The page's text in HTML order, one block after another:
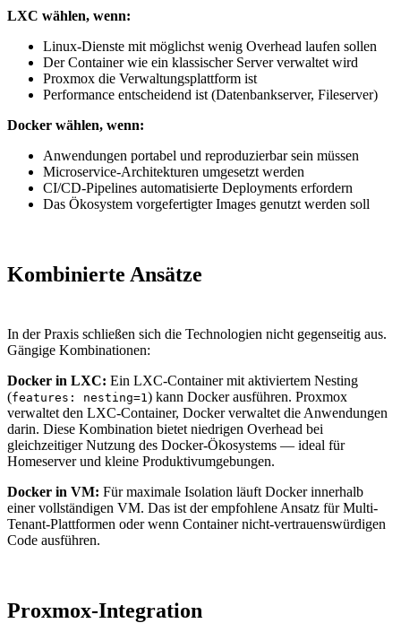
LXC wählen, wenn:
Linux-Dienste mit möglichst wenig Overhead laufen sollen
Der Container wie ein klassischer Server verwaltet wird
Proxmox die Verwaltungsplattform ist
Performance entscheidend ist (Datenbankserver, Fileserver)
Docker wählen, wenn:
Anwendungen portabel und reproduzierbar sein müssen
Microservice-Architekturen umgesetzt werden
CI/CD-Pipelines automatisierte Deployments erfordern
Das Ökosystem vorgefertigter Images genutzt werden soll
Kombinierte Ansätze
In der Praxis schließen sich die Technologien nicht gegenseitig aus.
Gängige Kombinationen:
Docker in LXC: Ein LXC-Container mit aktiviertem Nesting
(features: nesting=1 ) kann Docker ausführen. Proxmox
verwaltet den LXC-Container, Docker verwaltet die Anwendungen
darin. Diese Kombination bietet niedrigen Overhead bei
gleichzeitiger Nutzung des Docker-Ökosystems — ideal für
Homeserver und kleine Produktivumgebungen.
Docker in VM: Für maximale Isolation läuft Docker innerhalb
einer vollständigen VM. Das ist der empfohlene Ansatz für Multi-
Tenant-Plattformen oder wenn Container nicht-vertrauenswürdigen
Code ausführen.
Proxmox-Integration